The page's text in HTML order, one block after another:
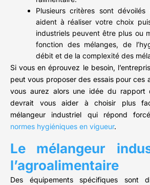
Plusieurs critères sont
aident à réaliser votre choix
industriels peuvent être plus ou
fonction des mélanges, de
débit et de la complexité des
Si vous en éprouvez le besoin,
peut vous proposer des essais pour ces
vous aurez alors une idée du rapport
devrait vous aider à choisir plus
mélangeur industriel qui répond
normes hygiéniques en vigueur.
Le mélangeur
l’agroalimentaire
Des équipements spécifiques sont